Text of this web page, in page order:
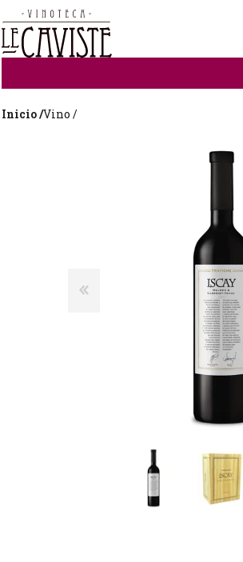
Inicio /Vino /